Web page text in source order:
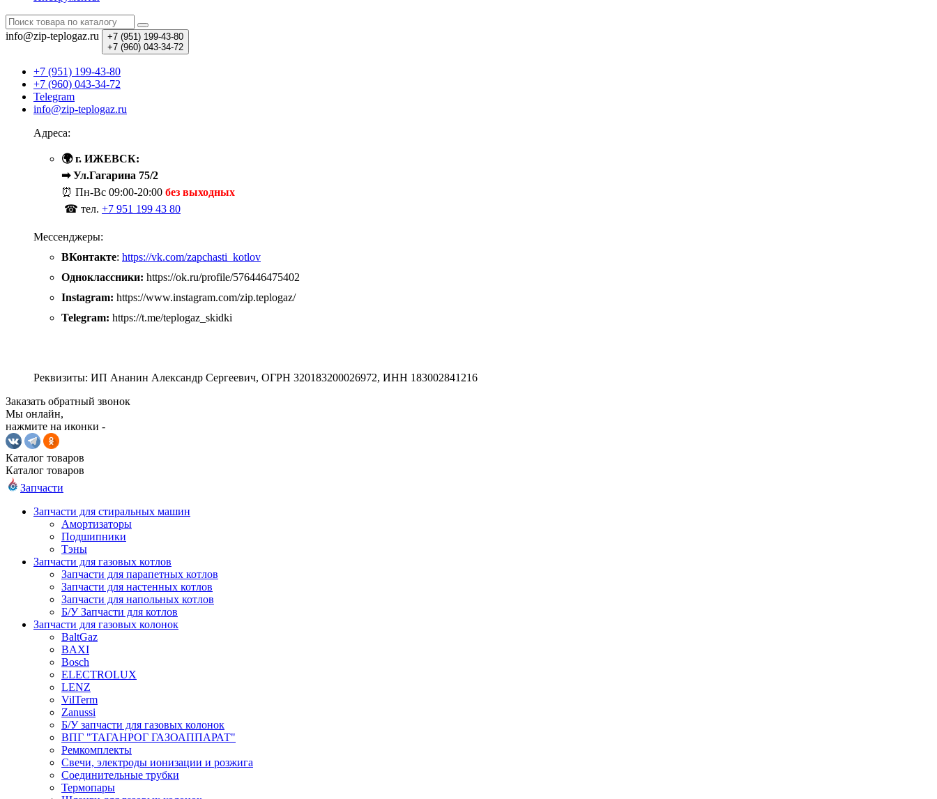
info@zip-teplogaz.ru +7 (951) 199-43-80
+7 (960) 043-34-72
+7 (951) 199-43-80
+7 (960) 043-34-72
Telegram
info@zip-teplogaz.ru
Адреса:
🌍 г. ИЖЕВСК:
➡ Ул.Гагарина 75/2
⏰ Пн-Вс 09:00-20:00 без выходных
☎ тел. +7 951 199 43 80
Мессенджеры:
ВКонтакте: https://vk.com/zapchasti_kotlov
Одноклассники: https://ok.ru/profile/576446475402
Instagram: https://www.instagram.com/zip.teplogaz/
Telegram: https://t.me/teplogaz_skidki
Реквизиты: ИП Ананин Александр Сергеевич, ОГРН 320183200026972, ИНН 183002841216
Заказать обратный звонок
Мы онлайн,
нажмите на иконки -
Каталог товаров
Каталог товаров
Запчасти
Запчасти для стиральных машин
Амортизаторы
Подшипники
Тэны
Запчасти для газовых котлов
Запчасти для парапетных котлов
Запчасти для настенных котлов
Запчасти для напольных котлов
Б/У Запчасти для котлов
Запчасти для газовых колонок
BaltGaz
BAXI
Bosch
ELECTROLUX
LENZ
VilTerm
Zanussi
Б/У запчасти для газовых колонок
ВПГ "ТАГАНРОГ ГАЗОАППАРАТ"
Ремкомплекты
Свечи, электроды ионизации и розжига
Соединительные трубки
Термопары